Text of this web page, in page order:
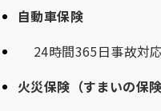
自動車保険
24時間365日事故対
火災保険（すまいの保険